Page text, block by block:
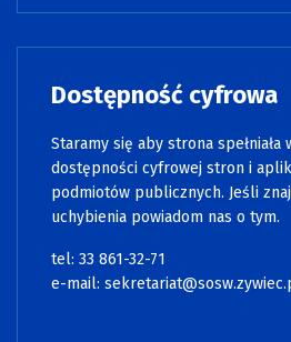
Dostępność cyfrowa
Staramy się aby strona spełniała
dostępności cyfrowej stron i
podmiotów publicznych. Jeśli
uchybienia powiadom nas o tym.
tel: 33 861-32-71
e-mail: